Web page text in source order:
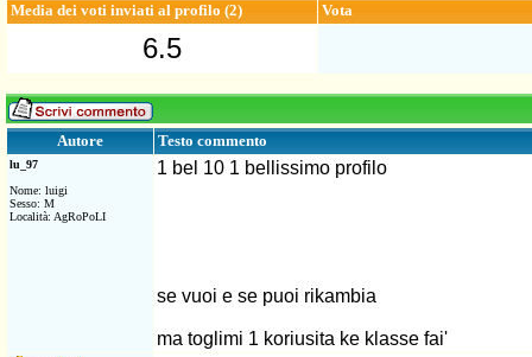
Media dei voti inviati al profilo (2) Vota
6.5
Autore Testo commento
lu_97
Nome: luigi
Sesso: M
Località: AgRoPoLI
1 bel 10 1 bellissimo profilo
se vuoi e se puoi rikambia
ma toglimi 1 koriusita ke klasse fai'